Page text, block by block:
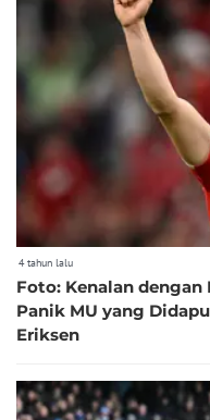
4 tahun lalu
Foto: Kenalan dengan
Panik MU yang
Eriksen